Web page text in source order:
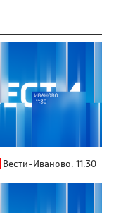
Вести-Иваново. 11:30